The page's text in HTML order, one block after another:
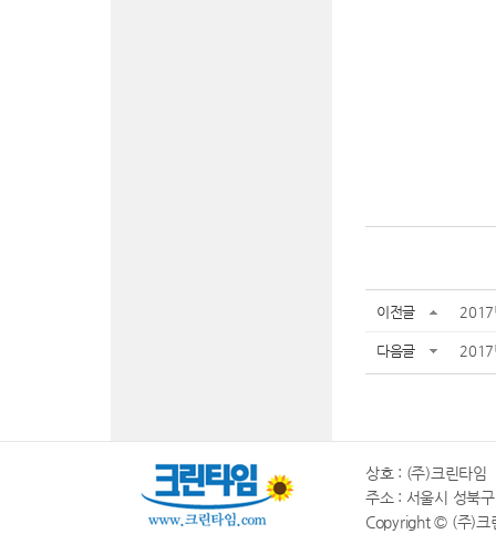
이전글 2017
다음글 2017
상호 : (주)크린타
주소 : 서울시 성북
Copyright © (주)크